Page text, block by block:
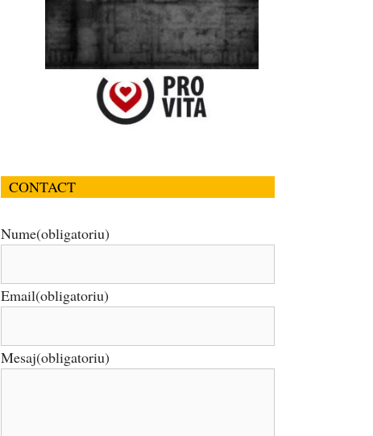
CONTACT
Nume(obligatoriu)
Email(obligatoriu)
Mesaj(obligatoriu)